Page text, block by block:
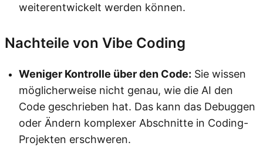
weiterentwickelt werden können.
Nachteile von Vibe Coding
Weniger Kontrolle über den Code: Sie wissen
möglicherweise nicht genau, wie die AI den
Code geschrieben hat. Das kann das Debuggen
oder Ändern komplexer Abschnitte in Coding-
Projekten erschweren.